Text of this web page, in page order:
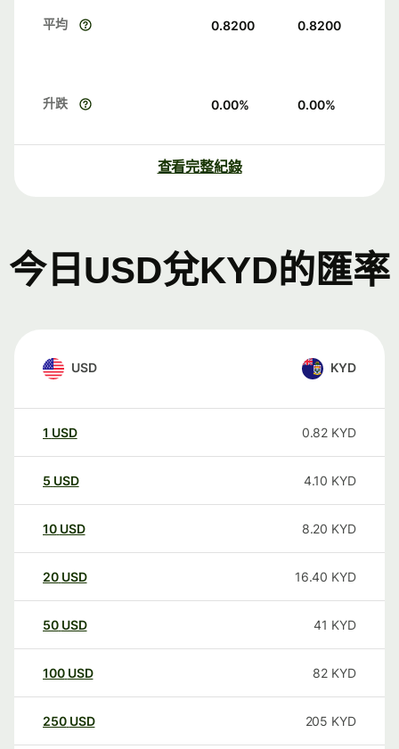
平均 0.8200 0.8200
升跌 0.00% 0.00%
查看完整紀錄
今日USD兌KYD的匯率
USD KYD
1 USD 0.82 KYD
5 USD 4.10 KYD
10 USD 8.20 KYD
20 USD 16.40 KYD
50 USD 41 KYD
100 USD 82 KYD
250 USD 205 KYD